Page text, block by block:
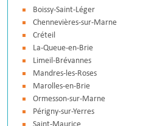
Boissy-Saint-Léger
Chennevières-sur-Marne
Créteil
La-Queue-en-Brie
Limeil-Brévannes
Mandres-les-Roses
Marolles-en-Brie
Ormesson-sur-Marne
Périgny-sur-Yerres
Saint-Maurice